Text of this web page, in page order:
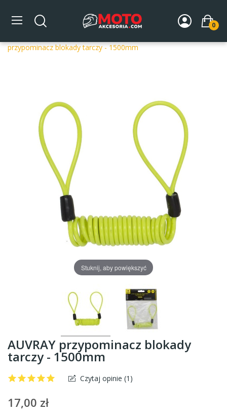
0
Strona główna DLA MOTOCYKLA
Zabezpieczenia
przypominacz blokady tarczy - 1500mm
Stuknij, aby powiększyć
AUVRAY przypominacz blokady
tarczy - 1500mm
Czytaj opinie (1 )
17,00 zł